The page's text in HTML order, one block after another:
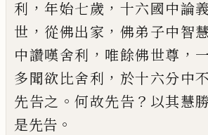
利 ， 年始七歲 ， 十六國中論
世 ， 從佛出家 ， 佛弟子中智
中讚嘆舍利 ， 唯餘佛世尊 ，
多聞欲比舍利 ， 於十六分中
先告之 。何故先告 ？ 以其慧
是先告 。